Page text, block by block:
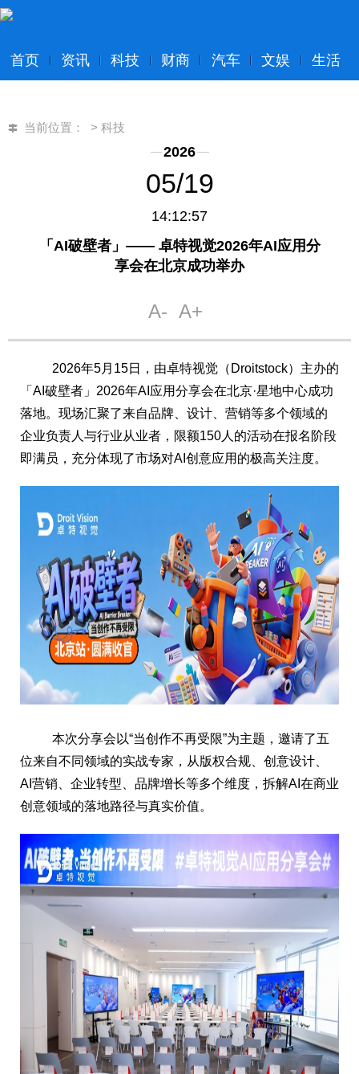
首页 资讯 科技 财商 汽车 文娱 生活
当前位置： > 科技
2026
05/19
14:12:57
「AI破壁者」—— 卓特视觉2026年AI应用分
享会在北京成功举办
2026年5月15日，由卓特视觉（Droitstock）主办的
「AI破壁者」2026年AI应用分享会在北京·星地中心成功
落地。现场汇聚了来自品牌、设计、营销等多个领域的
企业负责人与行业从业者，限额150人的活动在报名阶段
即满员，充分体现了市场对AI创意应用的极高关注度。
本次分享会以“当创作不再受限”为主题，邀请了五
位来自不同领域的实战专家，从版权合规、创意设计、
AI营销、企业转型、品牌增长等多个维度，拆解AI在商业
创意领域的落地路径与真实价值。